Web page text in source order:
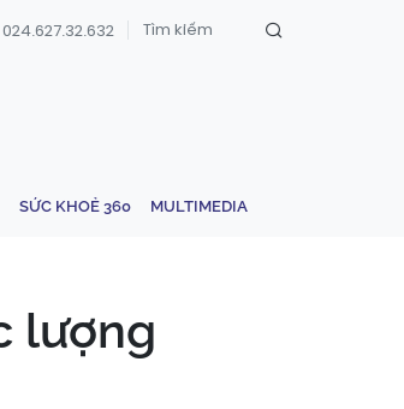
SỨC KHOẺ 360 MULTIMEDIA
lượng